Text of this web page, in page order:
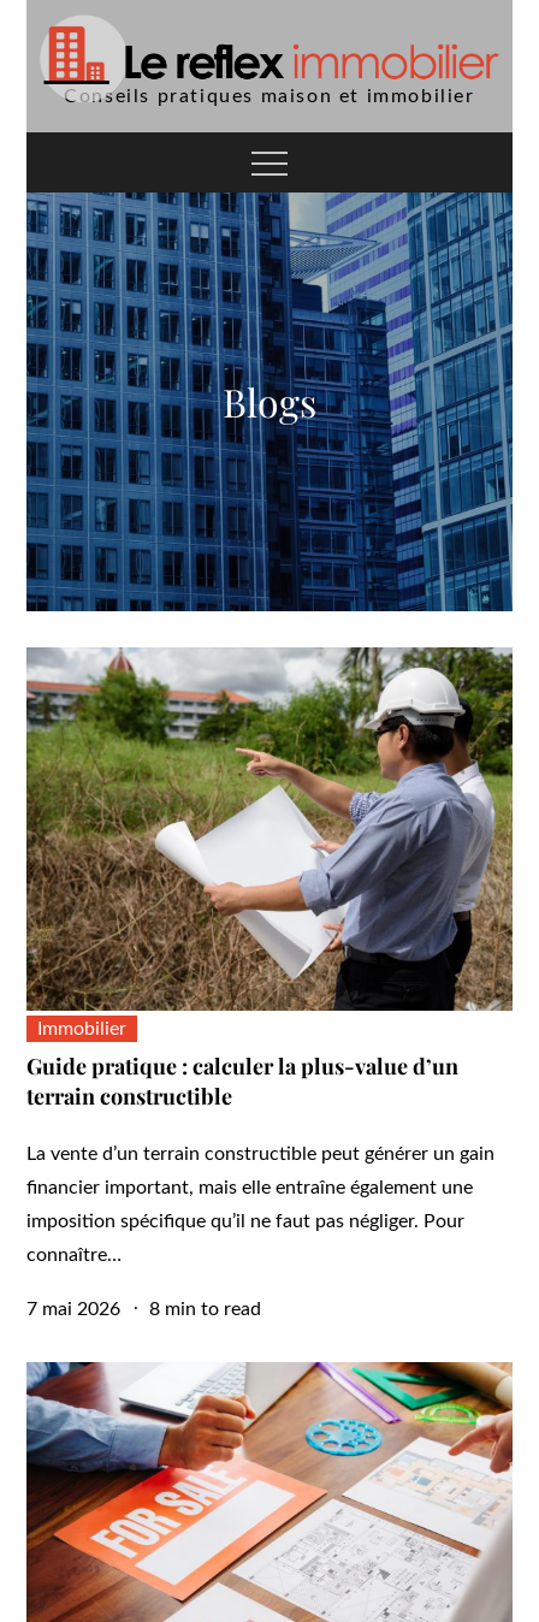
content
Conseils pratiques maison et immobilier
Blogs
Immobilier
Guide pratique : calculer la plus-value d’un
terrain constructible
La vente d’un terrain constructible peut générer un gain
financier important, mais elle entraîne également une
imposition spécifique qu’il ne faut pas négliger. Pour
connaître…
Posted
7 mai 2026 8 min to read